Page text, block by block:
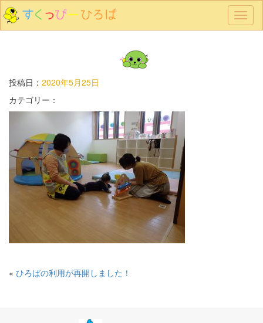
メ
ニ
投稿日： 2020年5月25日
カテゴリー：
« ひろばの利用が再開しました！